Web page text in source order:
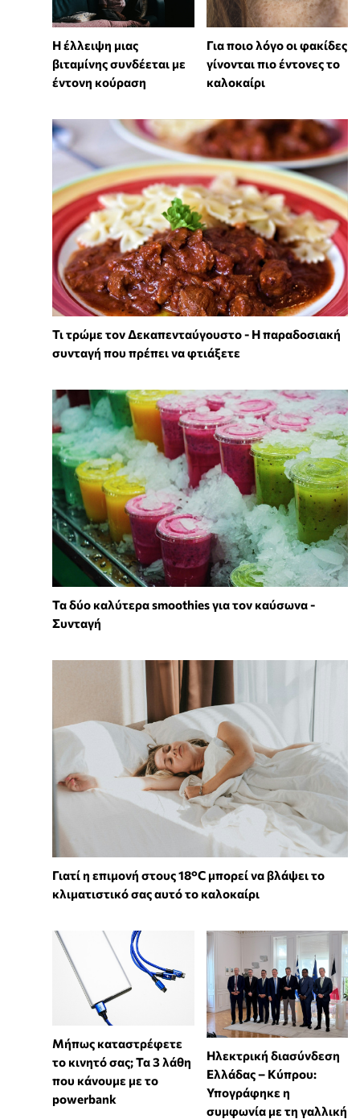
⁠Η έλλειψη μιας
βιταμίνης συνδέεται με
έντονη κούραση
Για ποιο λόγο οι φακίδες
γίνονται πιο έντονες το
καλοκαίρι
Τι τρώμε τον Δεκαπενταύγουστο - Η παραδοσιακή
συνταγή που πρέπει να φτιάξετε
Τα δύο καλύτερα smoothies για τον καύσωνα -
Συνταγή
Γιατί η επιμονή στους 18°C μπορεί να βλάψει το
κλιματιστικό σας αυτό το καλοκαίρι
Μήπως καταστρέφετε
το κινητό σας; Τα 3 λάθη
που κάνουμε με το
powerbank
Ηλεκτρική διασύνδεση
Ελλάδας – Κύπρου:
Υπογράφηκε η
συμφωνία με τη γαλλική